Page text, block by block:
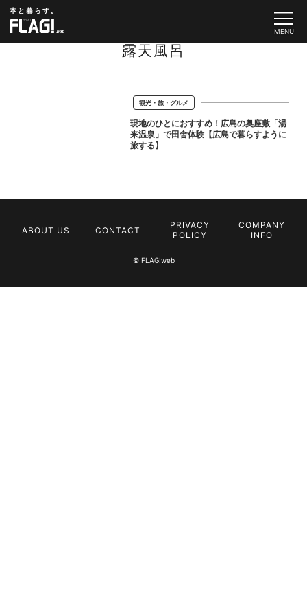
本と暮らす。
露天風呂
観光・旅・グルメ
現地のひとにおすすめ！広島の奥座敷「湯
来温泉」で田舎体験【広島で暮らすように
旅する】
ABOUT US CONTACT
PRIVACY
POLICY
COMPANY
INFO
© FLAG!web